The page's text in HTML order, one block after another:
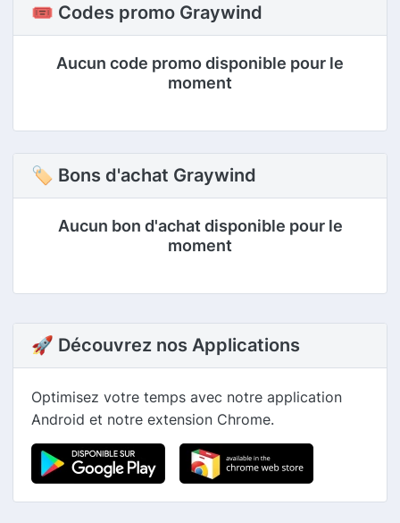
🎟️ Codes promo Graywind
Aucun code promo disponible pour le
moment
🏷 Bons d'achat Graywind
Aucun bon d'achat disponible pour le
moment
🚀 Découvrez nos Applications
Optimisez votre temps avec notre application
Android et notre extension Chrome.